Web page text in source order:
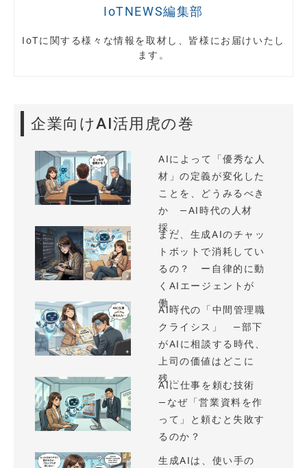
IoTNEWS編集部
IoTに関する様々な情報を取材し、皆様にお届けいたし
ます。
企業向けAI活用虎の巻
AIによって「優秀な人
材」の定義が変化した
ことを、どうみるべき
か —AI時代の人材
採...
まだ、生成AIのチャッ
トボットで消耗してい
るの？ ー自律的に動
くAIエージェントが
働...
AI時代の「中間管理職
クライシス」 —部下
がAIに相談する時代、
上司の価値はどこに
残...
AIに仕事を頼む技術
—なぜ「営業資料を作
って」と頼むと失敗す
るのか？
生成AIは、使い手の